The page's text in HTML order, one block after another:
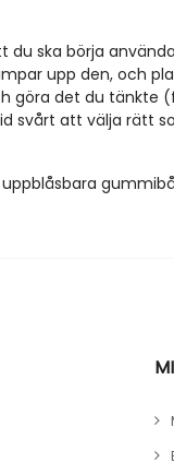
du ska börja
upp den, och
göra det du tänkte
svårt att välja rätt